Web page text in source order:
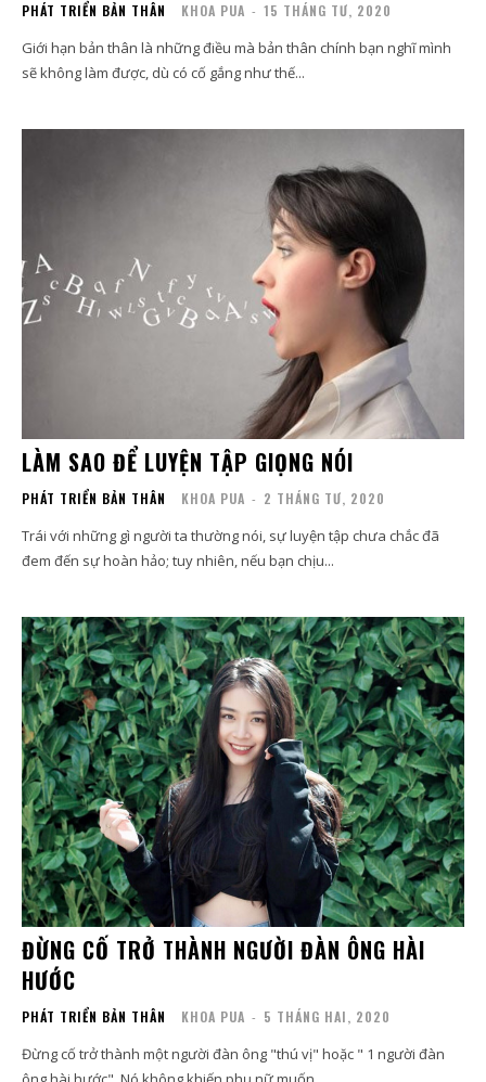
PHÁT TRIỂN BẢN THÂN KHOA PUA - 15 THÁNG TƯ, 2020
Giới hạn bản thân là những điều mà bản thân chính bạn nghĩ mình
sẽ không làm được, dù có cố gắng như thế...
LÀM SAO ĐỂ LUYỆN TẬP GIỌNG NÓI
PHÁT TRIỂN BẢN THÂN KHOA PUA - 2 THÁNG TƯ, 2020
Trái với những gì người ta thường nói, sự luyện tập chưa chắc đã
đem đến sự hoàn hảo; tuy nhiên, nếu bạn chịu...
ĐỪNG CỐ TRỞ THÀNH NGƯỜI ĐÀN ÔNG HÀI
HƯỚC
PHÁT TRIỂN BẢN THÂN KHOA PUA - 5 THÁNG HAI, 2020
Đừng cố trở thành một người đàn ông "thú vị" hoặc " 1 người đàn